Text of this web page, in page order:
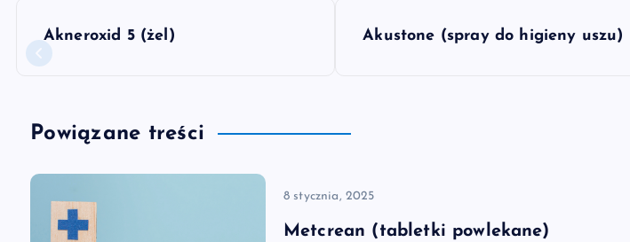
N
a
w
Akneroxid 5 (żel) Akustone (spray do higieny uszu)
Powiązane treści
8 stycznia, 2025
Metcrean (tabletki powlekane)